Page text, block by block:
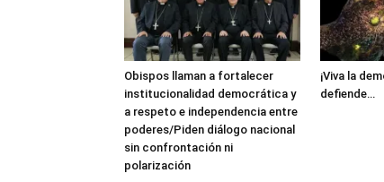
Obispos llaman a fortalecer
institucionalidad democrática y
a respeto e independencia entre
poderes/Piden diálogo nacional
sin confrontación ni
polarización
¡Viva la
defiende…